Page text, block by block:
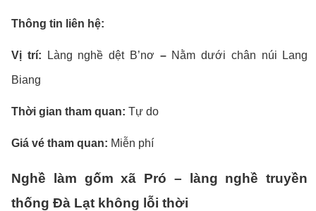
Thông tin liên hệ:
Vị trí: Làng nghề dệt B’nơ – Nằm dưới chân núi Lang
Biang
Thời gian tham quan:Tự do
Giá vé tham quan: Miễn phí
Nghề làm gốm xã Pró – làng nghề truyền
thống Đà Lạt không lỗi thời